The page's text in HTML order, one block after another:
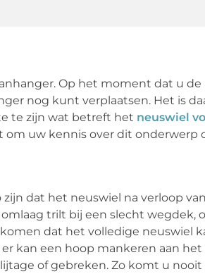
Op het moment dat u
nog kunt verplaatsen. Het is
te zijn wat betreft het neuswiel
uw kennis over dit onderwerp
dat het neuswiel na verloop
trilt bij een slecht wegdek,
dat het volledige neuswiel
kan een hoop mankeren aan
of gebreken. Zo komt u nooit